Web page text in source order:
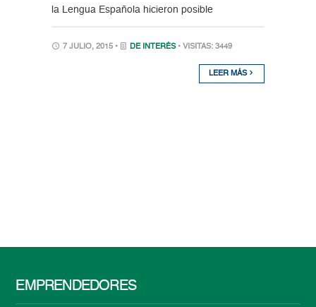
la Lengua Española hicieron posible
7 JULIO, 2015 • DE INTERÉS • VISITAS: 3449
LEER MÁS
EMPRENDEDORES